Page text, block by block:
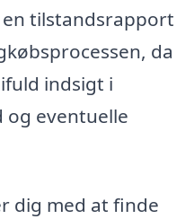
tilstandsrapport
da
indsigt i
og eventuelle
dig med at finde